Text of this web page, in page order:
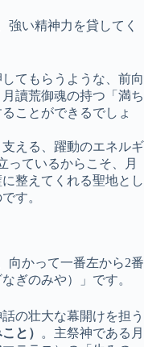
強い精神力を貸してく
てもらうような、前向
讀荒御魂の持つ「満ち
ことができるでしょ
える、躍動のエネルギ
っているからこそ、月
整えてくれる聖地とし
す。
向かって一番左から2番
ぎのみや）」です。
の壮大な幕開けを担う
と）
。主祭神である月